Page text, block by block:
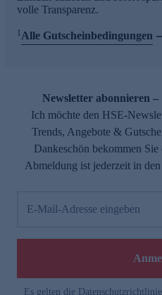
volle Transparenz.
1Alle Gutscheinbedingungen
Newsletter abonnieren
Ich möchte den HSE-
Trends, Angebote &
Dankeschön bekommen
Abmeldung ist jederzeit in
E-Mail-Adresse eingeben
Es gelten die